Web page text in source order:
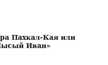
Пахкал-Кая или
Иван»